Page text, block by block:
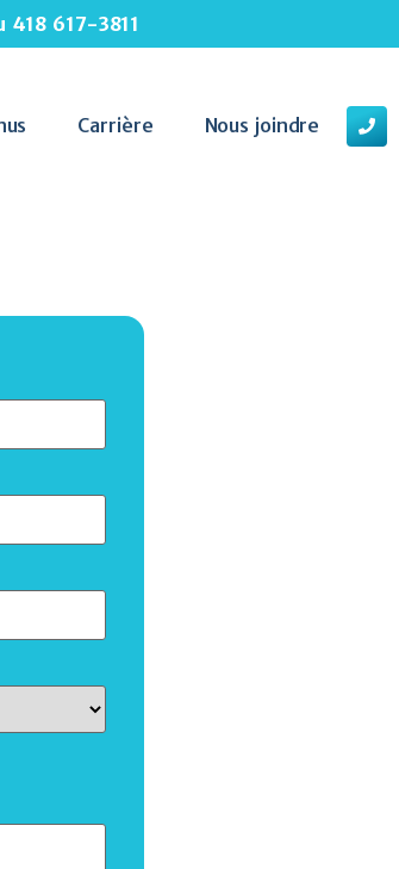
418 617-3811
Carrière Nous joindre